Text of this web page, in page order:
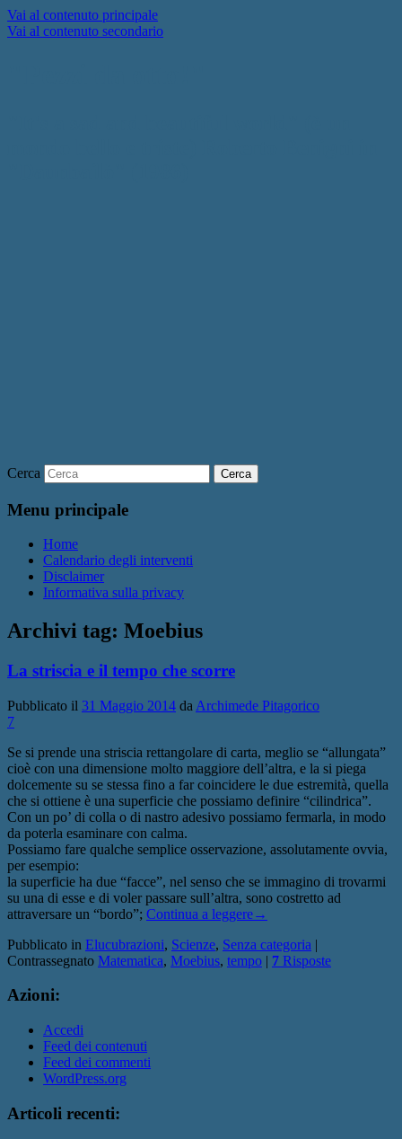
Vai al contenuto principale
Vai al contenuto secondario
Cerca
Menu principale
Home
Calendario degli interventi
Disclaimer
Informativa sulla privacy
Archivi tag: Moebius
La striscia e il tempo che scorre
Pubblicato il 31 Maggio 2014 da Archimede Pitagorico
7
Se si prende una striscia rettangolare di carta, meglio se “allungata”
cioè con una dimensione molto maggiore dell’altra, e la si piega
dolcemente su se stessa fino a far coincidere le due estremità, quella
che si ottiene è una superficie che possiamo definire “cilindrica”.
Con un po’ di colla o di nastro adesivo possiamo fermarla, in modo
da poterla esaminare con calma.
Possiamo fare qualche semplice osservazione, assolutamente ovvia,
per esempio:
la superficie ha due “facce”, nel senso che se immagino di trovarmi
su una di esse e di voler passare sull’altra, sono costretto ad
attraversare un “bordo”; Continua a leggere→
Pubblicato in Elucubrazioni, Scienze, Senza categoria |
Contrassegnato Matematica, Moebius, tempo | 7 Risposte
Azioni:
Accedi
Feed dei contenuti
Feed dei commenti
WordPress.org
Articoli recenti: